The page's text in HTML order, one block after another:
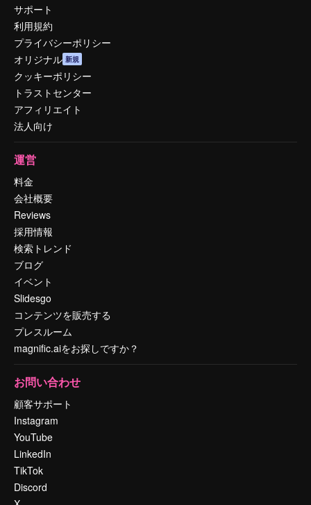
サポート
利用規約
プライバシーポリシー
オリジナル 新規
クッキーポリシー
トラストセンター
アフィリエイト
法人向け
運営
料金
会社概要
Reviews
採用情報
検索トレンド
ブログ
イベント
Slidesgo
コンテンツを販売する
プレスルーム
magnific.aiをお探しですか？
お問い合わせ
顧客サポート
Instagram
YouTube
LinkedIn
TikTok
Discord